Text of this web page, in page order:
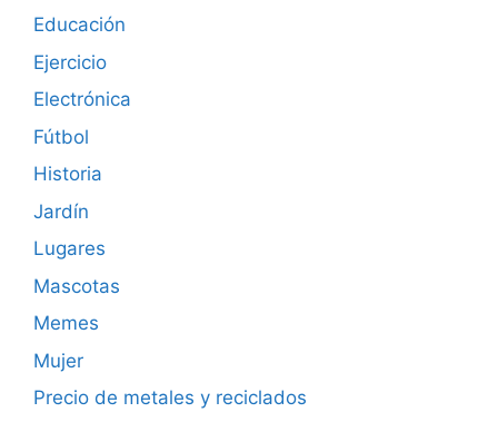
Educación
Ejercicio
Electrónica
Fútbol
Historia
Jardín
Lugares
Mascotas
Memes
Mujer
Precio de metales y reciclados